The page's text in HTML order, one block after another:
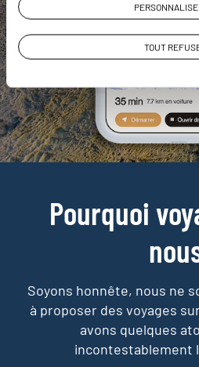
TOUT
Pourquoi
Soyons honnête, nous ne
à proposer des voyages
avons quelques
incontestablement